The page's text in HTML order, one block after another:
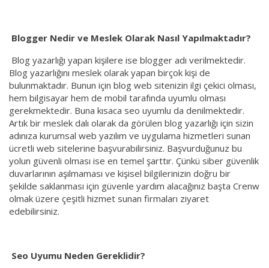
Blogger Nedir ve Meslek Olarak Nasıl Yapılmaktadır?
Blog yazarlığı yapan kişilere ise blogger adı verilmektedir.
Blog yazarlığını meslek olarak yapan birçok kişi de
bulunmaktadır. Bunun için blog web sitenizin ilgi çekici olması,
hem bilgisayar hem de mobil tarafında uyumlu olması
gerekmektedir. Buna kısaca seo uyumlu da denilmektedir.
Artık bir meslek dalı olarak da görülen blog yazarlığı için sizin
adınıza kurumsal web yazılım ve uygulama hizmetleri sunan
ücretli web sitelerine başvurabilirsiniz. Başvurduğunuz bu
yolun güvenli olması ise en temel şarttır. Çünkü siber güvenlik
duvarlarının aşılmaması ve kişisel bilgilerinizin doğru bir
şekilde saklanması için güvenle yardım alacağınız başta Crenw
olmak üzere çeşitli hizmet sunan firmaları ziyaret
edebilirsiniz.
Seo Uyumu Neden Gereklidir?